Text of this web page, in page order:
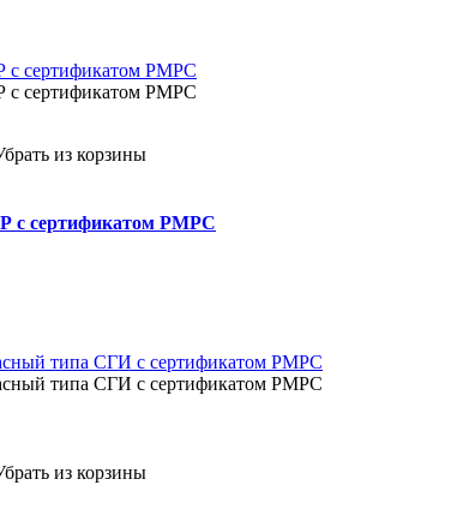
из корзины
с сертификатом РМРС
из корзины